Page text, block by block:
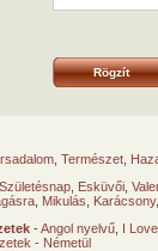
Rögzít
Természet
Születésnap Esküvői
Mikulás Karácsony
-Angol nyelvű I
- Németül